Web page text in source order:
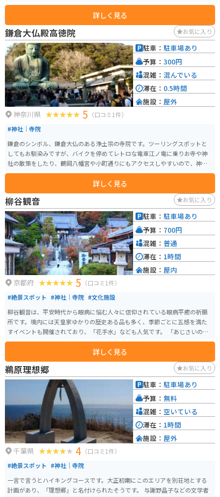
げは安くて提供が早くて、抜群に美味しいです。
詳しく見る
鎌倉大仏殿高徳院 お気に入り
神奈川県 5 （口コミ1件）
#神社｜寺院
鎌倉のシンボル、鎌倉大仏のある浄土宗の寺院です。ツーリングスポットと
してもお馴染みですが、バイクを停めてレトロな電車江ノ電に乗りお寺や神
社の散策をしたり、鶴岡八幡宮や小町通りにもアクセスしやすいので、神奈
川の小京都と呼ばれています。バイク乗りなら一度は訪れておきたいエリア
詳しく見る
駐車： 駐車場あり
予算： 300円
混雑： 混んでいる
滞在： 0.5時間
施設： 屋外
柳谷観音 お気に入り
京都府 5 （口コミ1件）
#絶景スポット #神社｜寺院 #文化施設
柳谷観音は、平安時代から眼病に悩む人々に信仰されている眼病平癒の祈願
所です。境内には天皇家ゆかりの歴史ある品も多く、季節ごとに五感を満た
すイベントも開催されており、「花手水」なども人気です。 「あじさいのみ
ち」と呼ばれる参道も整備され、紫陽花や紅葉が見事な名所でもあります。
また、毎月17日には十一面千手眼観音がご開帳され、多くの人で賑わいま
す。この祈願所は独鈷水という眼病平癒のご利益がある霊水によっても知ら
れています。
詳しく見る
駐車： 駐車場あり
予算： 700円
混雑： 普通
滞在： 1時間
施設： 屋内
鵜原理想郷 お気に入り
千葉県 4 （口コミ1件）
#絶景スポット #神社｜寺院
一言で言うとハイキングコースです。大正初期にこのエリアを別荘地とする
計画があり、「理想郷」と名付けられたそうです。 与謝野晶子などの文学者
駐車： 駐車場あり
予算： 無料
混雑： 空いている
滞在： 1時間
施設： 屋外